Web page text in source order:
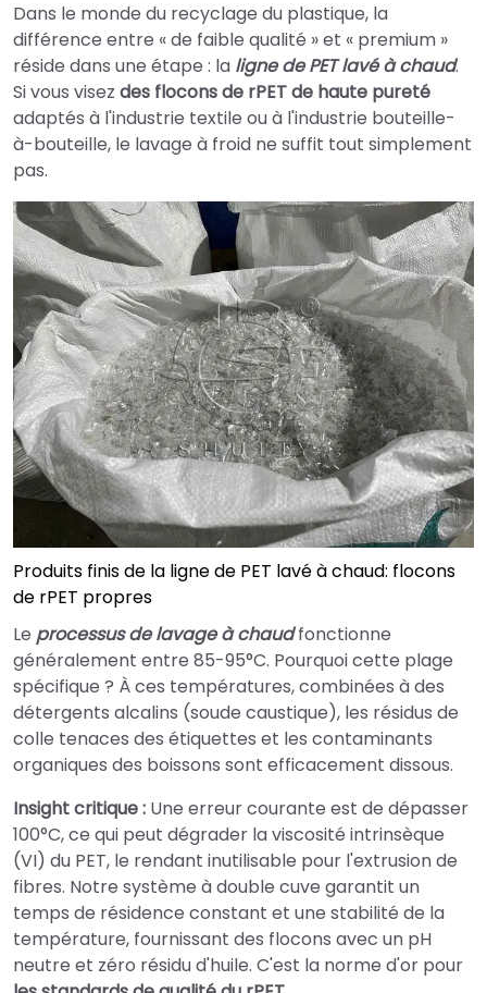
Dans le monde du recyclage du plastique, la
différence entre « de faible qualité » et « premium »
réside dans une étape : la ligne de PET lavé à chaud.
Si vous visez des flocons de rPET de haute pureté
adaptés à l'industrie textile ou à l'industrie bouteille-
à-bouteille, le lavage à froid ne suffit tout simplement
pas.
Produits finis de la ligne de PET lavé à chaud: flocons
de rPET propres
Le processus de lavage à chaudfonctionne
généralement entre 85-95°C. Pourquoi cette plage
spécifique ? À ces températures, combinées à des
détergents alcalins (soude caustique), les résidus de
colle tenaces des étiquettes et les contaminants
organiques des boissons sont efficacement dissous.
Insight critique : Une erreur courante est de dépasser
100°C, ce qui peut dégrader la viscosité intrinsèque
(VI) du PET, le rendant inutilisable pour l'extrusion de
fibres. Notre système à double cuve garantit un
temps de résidence constant et une stabilité de la
température, fournissant des flocons avec un pH
neutre et zéro résidu d'huile. C'est la norme d'or pour